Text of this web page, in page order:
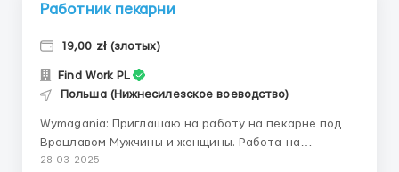
Работник пекарни
19,00 zł (злотых)
Find Work PL
Польша (Нижнесилезское воеводство)
Wymagania: Приглашаю на работу на пекарне под
Вроцлавом Мужчины и женщины. Работа на
комплектации заказов (активная работа) -
28-03-2025